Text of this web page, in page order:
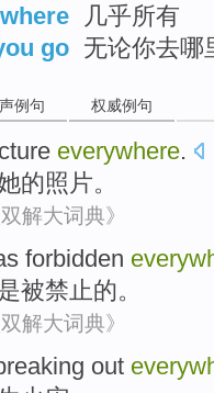
几乎所有
go 无论你去哪
例句 权威例句
everywhere.
的照片。
解大词典》
forbidden
被禁止的。
解大词典》
out